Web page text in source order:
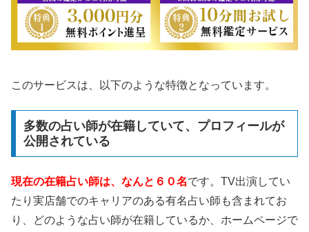
このサービスは、以下のような特徴となっています。
多数の占い師が在籍していて、プロフィールが
公開されている
現在の在籍占い師は、なんと６０名です。TV出演してい
たり実店舗でのキャリアのある有名占い師も含まれてお
り、どのような占い師が在籍しているか、ホームページで